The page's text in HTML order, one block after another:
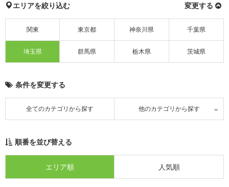
エリアを絞り込む 変更する
関東 東京都 神奈川県 千葉県
埼玉県 群馬県 栃木県 茨城県
条件を変更する
全てのカテゴリから探す 他のカテゴリから探す
順番を並び替える
エリア順 人気順